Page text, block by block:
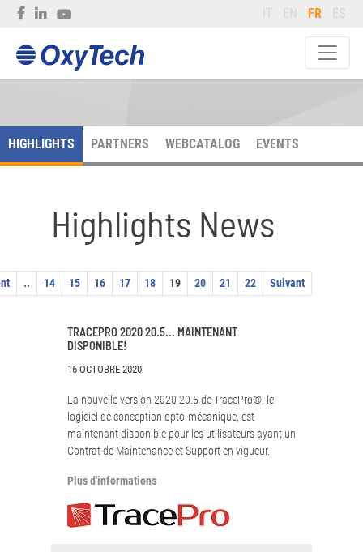
IT EN FR ES
HIGHLIGHTS PARTNERS WEBCATALOG EVENTS
Highlights News
.. 14 15 16 17 18 19 20 21 22 Suivant
TRACEPRO 2020 20.5... MAINTENANT
DISPONIBLE!
16 OCTOBRE 2020
La nouvelle version 2020 20.5 de TracePro®, le
logiciel de conception opto-mécanique, est
maintenant disponible pour les utilisateurs ayant un
Contrat de Maintenance et Support en vigueur.
Plus d'informations